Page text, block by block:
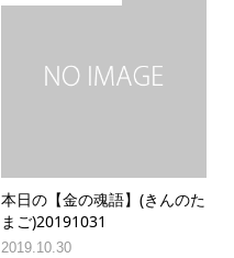
本日の【金の魂語】(きんのた
まご)20191031
2019.10.30